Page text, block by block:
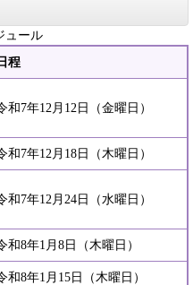
ュール
程
和7年12月12日（金曜日）
和7年12月18日（木曜日）
和7年12月24日（水曜日）
和8年1月8日（木曜日）
和8年1月15日（木曜日）